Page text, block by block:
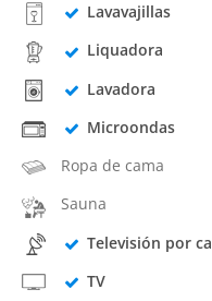
Lavavajillas
Liquadora
Lavadora
Microondas
Ropa de cama
Sauna
Televisión por
TV